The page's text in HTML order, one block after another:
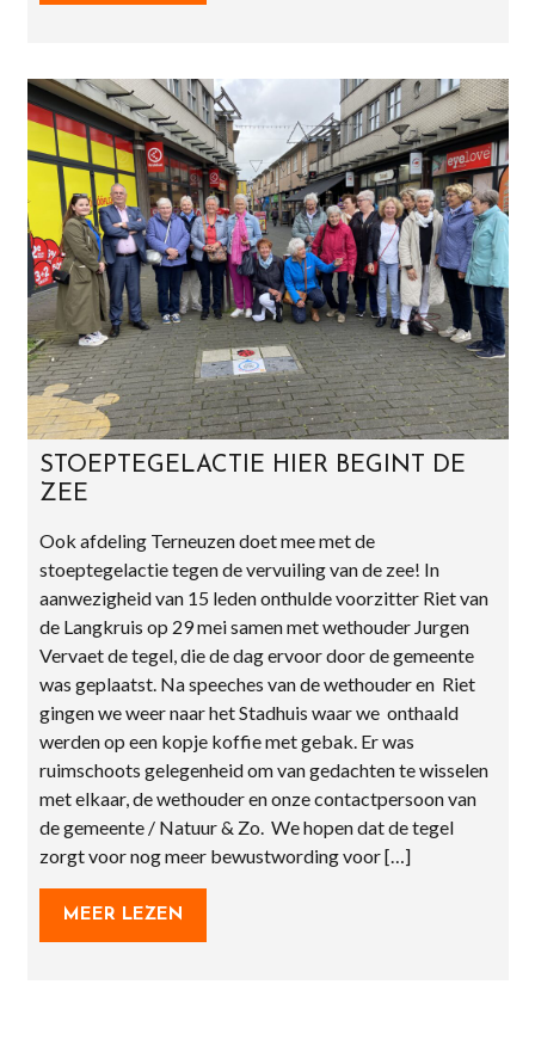
STOEPTEGELACTIE HIER BEGINT DE
ZEE
Ook afdeling Terneuzen doet mee met de
stoeptegelactie tegen de vervuiling van de zee! In
aanwezigheid van 15 leden onthulde voorzitter Riet van
de Langkruis op 29 mei samen met wethouder Jurgen
Vervaet de tegel, die de dag ervoor door de gemeente
was geplaatst. Na speeches van de wethouder en Riet
gingen we weer naar het Stadhuis waar we onthaald
werden op een kopje koffie met gebak. Er was
ruimschoots gelegenheid om van gedachten te wisselen
met elkaar, de wethouder en onze contactpersoon van
de gemeente / Natuur & Zo. We hopen dat de tegel
zorgt voor nog meer bewustwording voor […]
MEER LEZEN